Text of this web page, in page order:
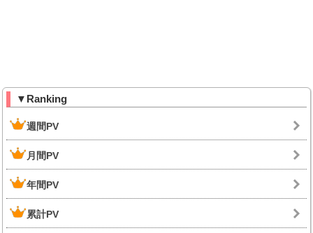
▼Ranking
週間PV
月間PV
年間PV
累計PV